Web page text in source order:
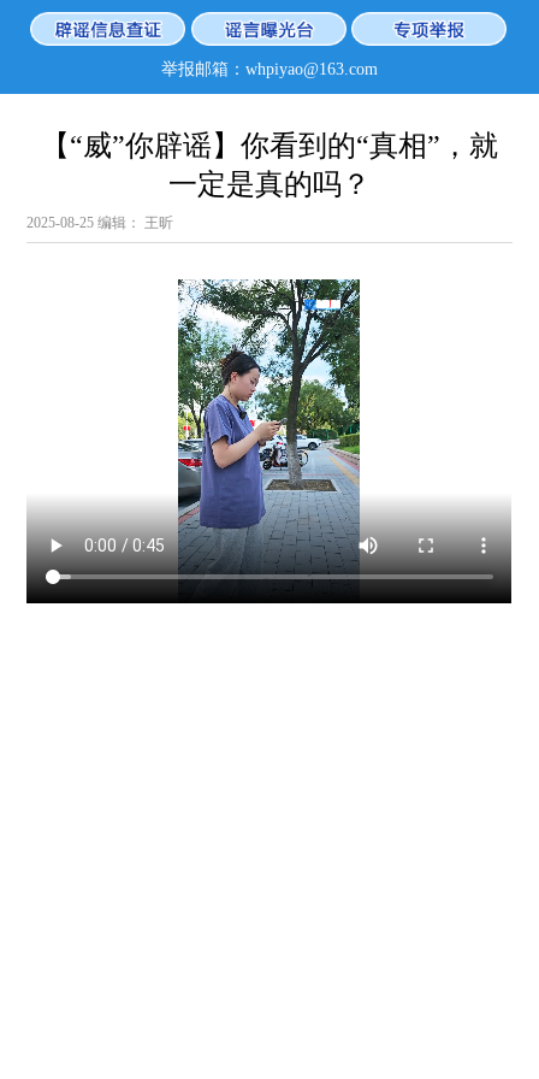
举报邮箱：whpiyao@163.com
【“威”你辟谣】你看到的“真相”，就
一定是真的吗？
2025-08-25编辑： 王昕